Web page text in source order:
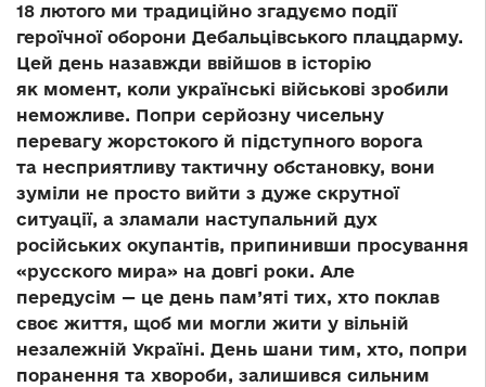
18 лютого ми традиційно згадуємо події
героїчної оборони Дебальцівського плацдарму.
Цей день назавжди ввійшов в історію
як момент, коли українські військові зробили
неможливе. Попри серйозну чисельну
перевагу жорстокого й підступного ворога
та несприятливу тактичну обстановку, вони
зуміли не просто вийти з дуже скрутної
ситуації, а зламали наступальний дух
російських окупантів, припинивши просування
«русского мира» на довгі роки. Але
передусім — це день пам’яті тих, хто поклав
своє життя, щоб ми могли жити у вільній
незалежній Україні. День шани тим, хто, попри
поранення та хвороби, залишився сильним